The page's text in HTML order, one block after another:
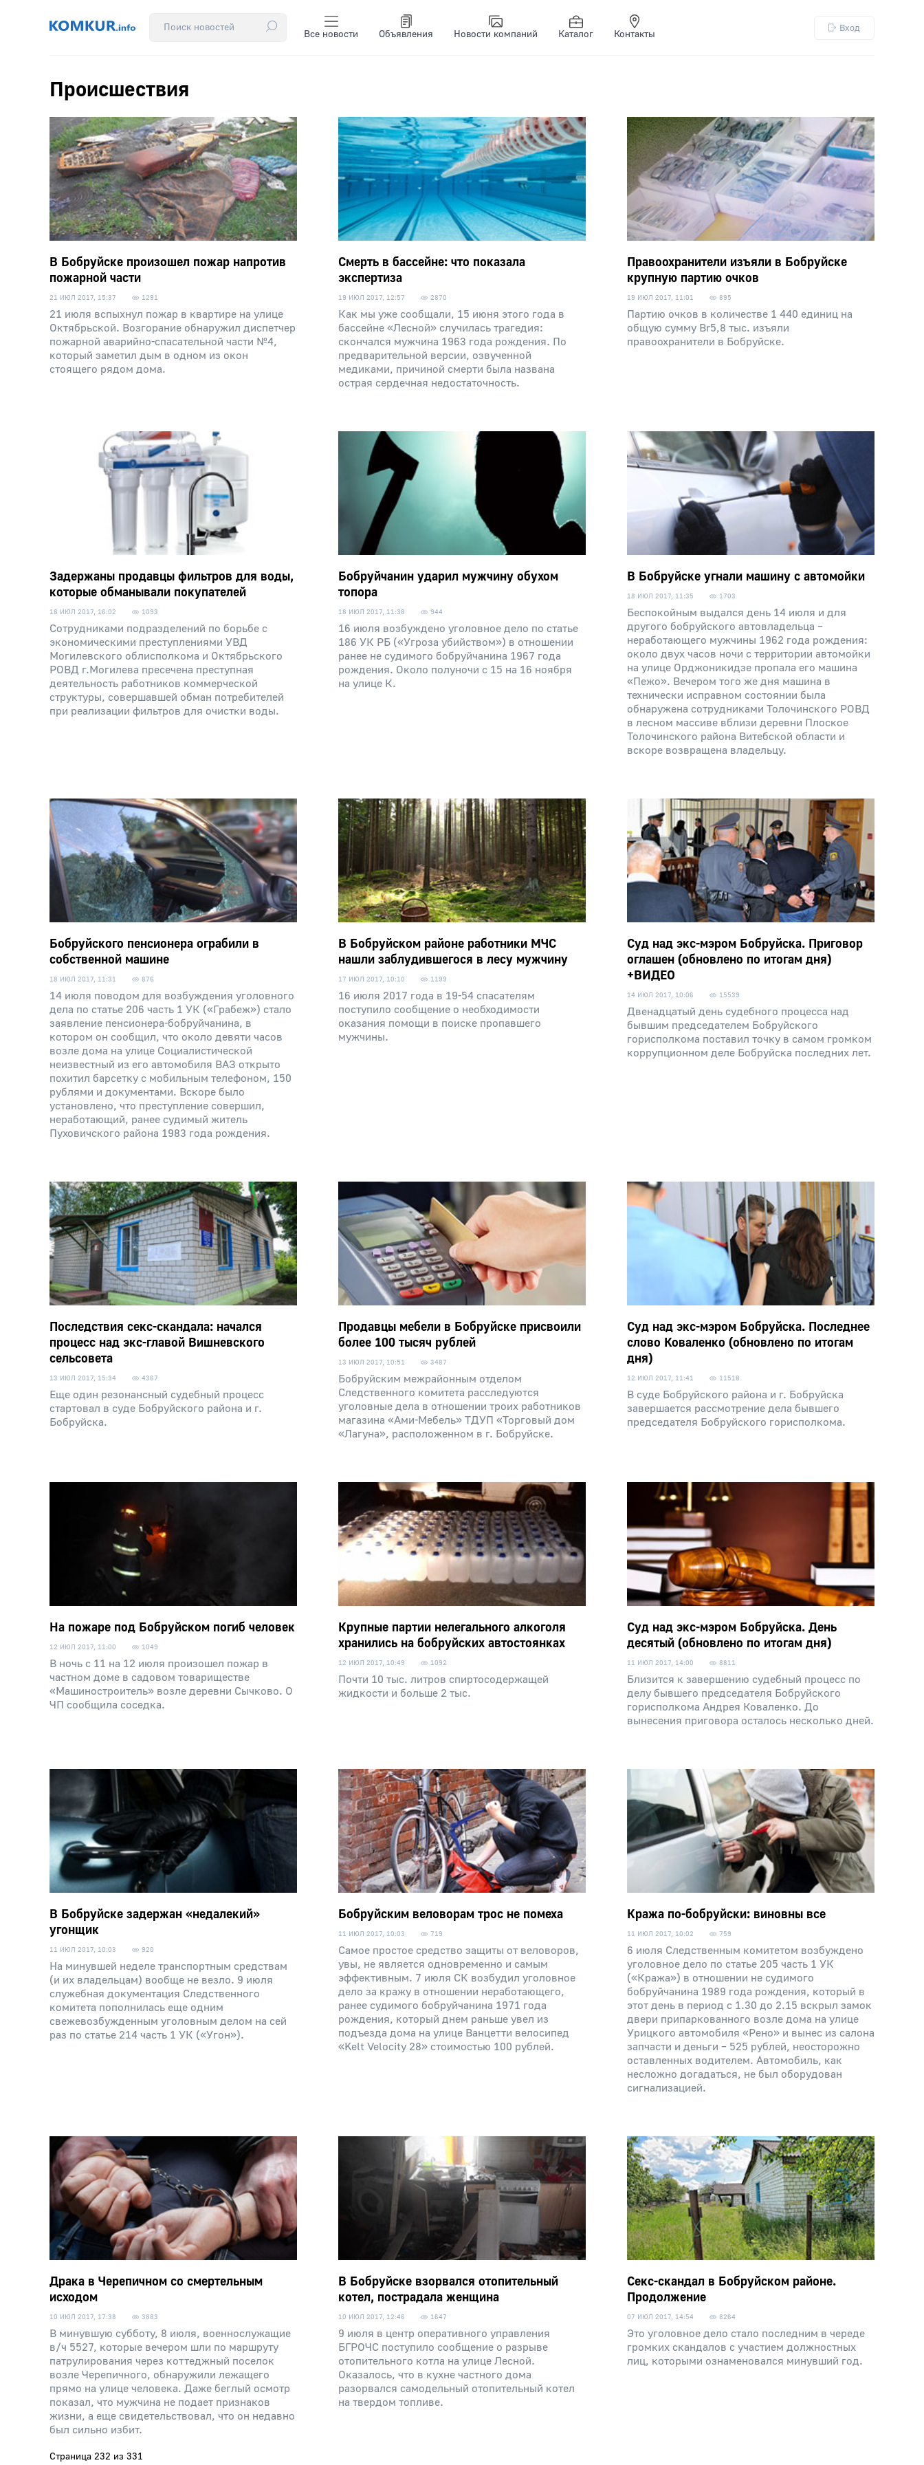
Все новости Объявления Новости компаний Каталог Контакты
Вход
Происшествия
В Бобруйске произошел пожар напротив
пожарной части
21 ИЮЛ 2017, 15:37 1291
21 июля вспыхнул пожар в квартире на улице
Октябрьской. Возгорание обнаружил диспетчер
пожарной аварийно-спасательной части №4,
который заметил дым в одном из окон
стоящего рядом дома.
Смерть в бассейне: что показала
экспертиза
19 ИЮЛ 2017, 12:57 2870
Как мы уже сообщали, 15 июня этого года в
бассейне «Лесной» случилась трагедия:
скончался мужчина 1963 года рождения. По
предварительной версии, озвученной
медиками, причиной смерти была названа
острая сердечная недостаточность.
Правоохранители изъяли в Бобруйске
крупную партию очков
19 ИЮЛ 2017, 11:01 895
Партию очков в количестве 1 440 единиц на
общую сумму Br5,8 тыс. изъяли
правоохранители в Бобруйске.
Задержаны продавцы фильтров для воды,
которые обманывали покупателей
18 ИЮЛ 2017, 16:02 1093
Сотрудниками подразделений по борьбе с
экономическими преступлениями УВД
Могилевского облисполкома и Октябрьского
РОВД г.Могилева пресечена преступная
деятельность работников коммерческой
структуры, совершавшей обман потребителей
при реализации фильтров для очистки воды.
Бобруйчанин ударил мужчину обухом
топора
18 ИЮЛ 2017, 11:38 944
16 июля возбуждено уголовное дело по статье
186 УК РБ («Угроза убийством») в отношении
ранее не судимого бобруйчанина 1967 года
рождения. Около полуночи с 15 на 16 ноября
на улице К.
В Бобруйске угнали машину с автомойки
18 ИЮЛ 2017, 11:35 1703
Беспокойным выдался день 14 июля и для
другого бобруйского автовладельца –
неработающего мужчины 1962 года рождения:
около двух часов ночи с территории автомойки
на улице Орджоникидзе пропала его машина
«Пежо». Вечером того же дня машина в
технически исправном состоянии была
обнаружена сотрудниками Толочинского РОВД
в лесном массиве вблизи деревни Плоское
Толочинского района Витебской области и
вскоре возвращена владельцу.
Бобруйского пенсионера ограбили в
собственной машине
18 ИЮЛ 2017, 11:31 876
14 июля поводом для возбуждения уголовного
дела по статье 206 часть 1 УК («Грабеж») стало
заявление пенсионера-бобруйчанина, в
котором он сообщил, что около девяти часов
возле дома на улице Социалистической
неизвестный из его автомобиля ВАЗ открыто
похитил барсетку с мобильным телефоном, 150
рублями и документами. Вскоре было
установлено, что преступление совершил,
неработающий, ранее судимый житель
Пуховичского района 1983 года рождения.
В Бобруйском районе работники МЧС
нашли заблудившегося в лесу мужчину
17 ИЮЛ 2017, 10:10 1199
16 июля 2017 года в 19-54 спасателям
поступило сообщение о необходимости
оказания помощи в поиске пропавшего
мужчины.
Суд над экс-мэром Бобруйска. Приговор
оглашен (обновлено по итогам дня)
+ВИДЕО
14 ИЮЛ 2017, 10:06 15539
Двенадцатый день судебного процесса над
бывшим председателем Бобруйского
горисполкома поставил точку в самом громком
коррупционном деле Бобруйска последних лет.
Последствия секс-скандала: начался
процесс над экс-главой Вишневского
сельсовета
13 ИЮЛ 2017, 15:34 4367
Еще один резонансный судебный процесс
стартовал в суде Бобруйского района и г.
Бобруйска.
Продавцы мебели в Бобруйске присвоили
более 100 тысяч рублей
13 ИЮЛ 2017, 10:51 3487
Бобруйским межрайонным отделом
Следственного комитета расследуются
уголовные дела в отношении троих работников
магазина «Ами-Мебель» ТДУП «Торговый дом
«Лагуна», расположенном в г. Бобруйске.
Суд над экс-мэром Бобруйска. Последнее
слово Коваленко (обновлено по итогам
дня)
12 ИЮЛ 2017, 11:41 11518
В суде Бобруйского района и г. Бобруйска
завершается рассмотрение дела бывшего
председателя Бобруйского горисполкома.
На пожаре под Бобруйском погиб человек
12 ИЮЛ 2017, 11:00 1049
В ночь с 11 на 12 июля произошел пожар в
частном доме в садовом товариществе
«Машиностроитель» возле деревни Сычково. О
ЧП сообщила соседка.
Крупные партии нелегального алкоголя
хранились на бобруйских автостоянках
12 ИЮЛ 2017, 10:49 1092
Почти 10 тыс. литров спиртосодержащей
жидкости и больше 2 тыс.
Суд над экс-мэром Бобруйска. День
десятый (обновлено по итогам дня)
11 ИЮЛ 2017, 14:00 8811
Близится к завершению судебный процесс по
делу бывшего председателя Бобруйского
горисполкома Андрея Коваленко. До
вынесения приговора осталось несколько дней.
В Бобруйске задержан «недалекий»
угонщик
11 ИЮЛ 2017, 10:03 920
На минувшей неделе транспортным средствам
(и их владельцам) вообще не везло. 9 июля
служебная документация Следственного
комитета пополнилась еще одним
свежевозбужденным уголовным делом на сей
раз по статье 214 часть 1 УК («Угон»).
Бобруйским веловорам трос не помеха
11 ИЮЛ 2017, 10:03 719
Самое простое средство защиты от веловоров,
увы, не является одновременно и самым
эффективным. 7 июля СК возбудил уголовное
дело за кражу в отношении неработающего,
ранее судимого бобруйчанина 1971 года
рождения, который днем раньше увел из
подъезда дома на улице Ванцетти велосипед
«Kelt Velocity 28» стоимостью 100 рублей.
Кража по-бобруйски: виновны все
11 ИЮЛ 2017, 10:02 759
6 июля Следственным комитетом возбуждено
уголовное дело по статье 205 часть 1 УК
(«Кража») в отношении не судимого
бобруйчанина 1989 года рождения, который в
этот день в период с 1.30 до 2.15 вскрыл замок
двери припаркованного возле дома на улице
Урицкого автомобиля «Рено» и вынес из салона
запчасти и деньги – 525 рублей, неосторожно
оставленных водителем. Автомобиль, как
несложно догадаться, не был оборудован
сигнализацией.
Драка в Черепичном со смертельным
исходом
10 ИЮЛ 2017, 17:38 3883
В минувшую субботу, 8 июля, военнослужащие
в/ч 5527, которые вечером шли по маршруту
патрулирования через коттеджный поселок
возле Черепичного, обнаружили лежащего
прямо на улице человека. Даже беглый осмотр
показал, что мужчина не подает признаков
жизни, а еще свидетельствовал, что он недавно
был сильно избит.
В Бобруйске взорвался отопительный
котел, пострадала женщина
10 ИЮЛ 2017, 12:46 1647
9 июля в центр оперативного управления
БГРОЧС поступило сообщение о разрыве
отопительного котла на улице Лесной.
Оказалось, что в кухне частного дома
разорвался самодельный отопительный котел
на твердом топливе.
Секс-скандал в Бобруйском районе.
Продолжение
07 ИЮЛ 2017, 14:54 8264
Это уголовное дело стало последним в череде
громких скандалов с участием должностных
лиц, которыми ознаменовался минувший год.
Страница 232 из 331